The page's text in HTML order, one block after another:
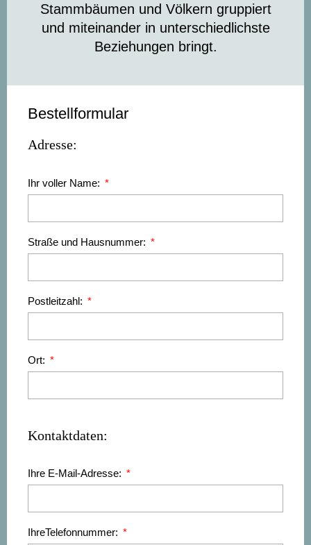
Stammbäumen und Völkern gruppiert
und miteinander in unterschiedlichste
Beziehungen bringt.
Bestellformular
Adresse:
Ihr voller Name:
Straße und Hausnummer:
Postleitzahl:
Ort:
Kontaktdaten:
Ihre E-Mail-Adresse:
IhreTelefonnummer: